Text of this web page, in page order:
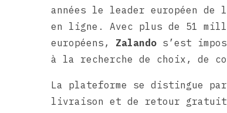
années le leader européen de
en ligne. Avec plus de 51
européens, Zalando s’est
à la recherche de choix, de
La plateforme se distingue
livraison et de retour